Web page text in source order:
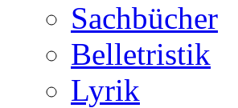
Sachbücher
Belletristik
Lyrik